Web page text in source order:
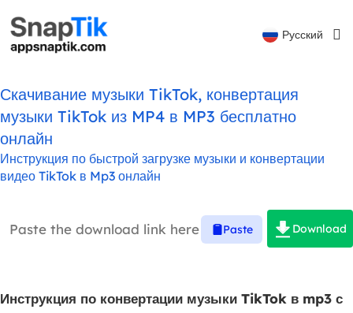
Русский
Español
Скачивание музыки TikTok, конвертация
музыки TikTok из MP4 в MP3 бесплатно
онлайн
Инструкция по быстрой загрузке музыки и конвертации
видео TikTok в Mp3 онлайн
Paste Download
Инструкция по конвертации музыки TikTok в mp3 с